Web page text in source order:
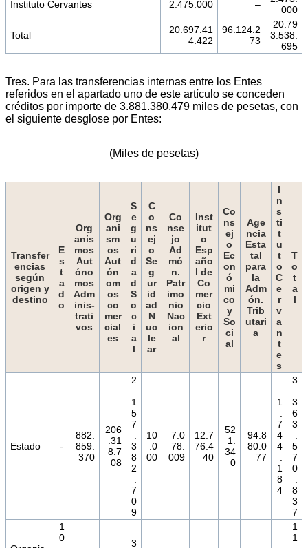
Instituto Cervantes
2.475.000 –
000
Total
20.697.41
4.422
96.124.2
73
20.79
3.538.
695
Tres. Para las transferencias internas entre los Entes
referidos en el apartado uno de este artículo se conceden
créditos por importe de 3.881.380.479 miles de pesetas, con
el siguiente desglose por Entes:
(Miles de pesetas)
Transfer
encias
según
origen y
destino
E
s
t
a
d
o
Org
anis
mos
Aut
óno
mos
Adm
inis-
trati
vos
Org
ani
sm
os
Aut
ón
om
os
co
mer
cial
es
S
e
g
u
ri
d
a
d
S
o
c
i
a
l
C
o
ns
ej
o
Se
g
ur
id
ad
N
uc
le
ar
Co
nse
jo
Ad
mó
n.
Patr
imo
nio
Nac
ion
al
Inst
itut
o
Esp
año
l de
Co
mer
cio
Ext
erio
r
Co
ns
ej
o
Ec
on
ó
mi
co
y
So
ci
al
Age
ncia
Esta
tal
para
la
Adm
ón.
Trib
utari
a
I
n
s
ti
t
u
t
o
C
e
r
v
a
n
t
e
s
T
o
t
a
l
Estado -
882.
859.
370
206
.31
8.7
08
2
1
5
7
3
8
2
7
0
9
10
.0
00
7.0
78.
009
12.7
76.4
40
52
1.
34
0
94.8
80.0
77
1
7
4
4
1
8
4
3
3
6
3
5
7
0
8
3
7
1
0
3
1
1